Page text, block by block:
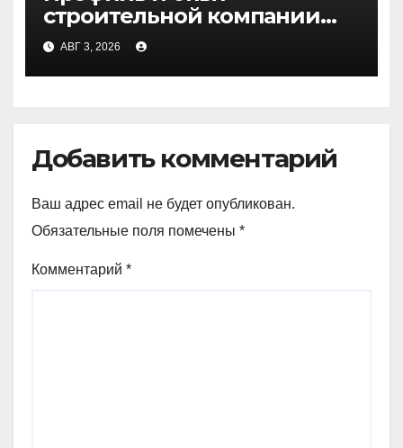
строительной компании
Медичи
АВГ 3, 2026
Добавить комментарий
Ваш адрес email не будет опубликован.
Обязательные поля помечены *
Комментарий *